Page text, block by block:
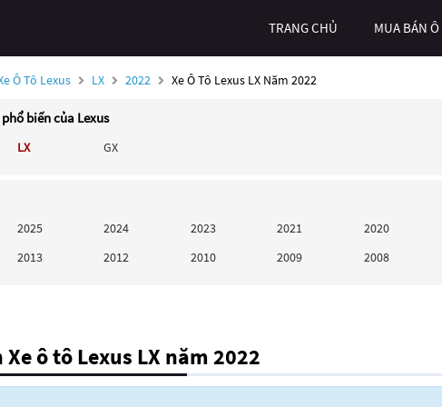
TRANG CHỦ MUA BÁN
Ô Tô Lexus LX 2022 Xe Ô Tô Lexus LX Năm 2022
biến của Lexus
LX GX
2025 2024 2023 2021
2020
2013 2012 2010 2009 2008
Xe ô tô Lexus LX năm 2022